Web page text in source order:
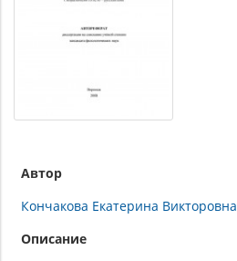
Автор
Кончакова Екатерина Викторовна
Описание